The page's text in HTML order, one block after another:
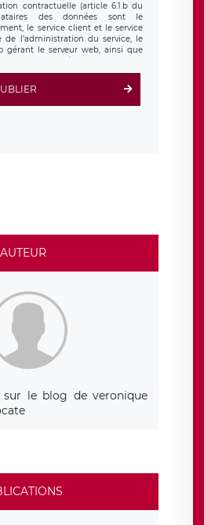
contractuelle (article 6.1.b du
des données sont le
le service client et le service
l’administration du service, le
gérant le serveur web, ainsi que
autorisée. Le formulaire
sur un serveur hébergé par
clauses de
RGPD
. Les données collectées
ce que l’Internaute en sollicite la
joignable à l’adresse mail :
Vous avez
une réclamation auprès
sur le blog de veronique